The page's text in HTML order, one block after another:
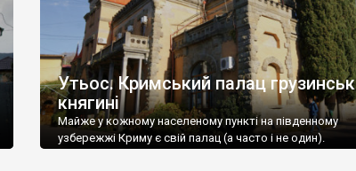
Утьос. Кримський палац
княгині
Майже у кожному населеному пункті на південному
узбережжі Криму є свій палац (а часто і не один).